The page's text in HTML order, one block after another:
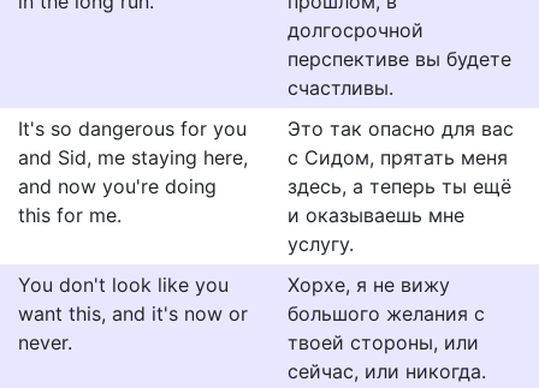
долгосрочной
перспективе вы будете
счастливы.
It's so dangerous for you
and Sid, me staying here,
and now you're doing
this for me.
Это так опасно для вас
с Сидом, прятать меня
здесь, а теперь ты ещё
и оказываешь мне
услугу.
You don't look like you
want this, and it's now or
never.
Хорхе, я не вижу
большого желания с
твоей стороны, или
сейчас, или никогда.